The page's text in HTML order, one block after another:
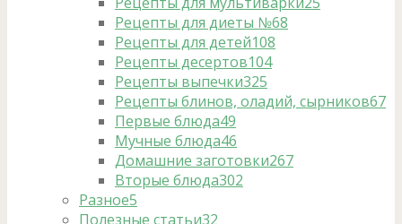
Рецепты для диеты №68
Рецепты для детей108
Рецепты десертов104
Рецепты выпечки325
Рецепты блинов, оладий, сырников67
Первые блюда49
Мучные блюда46
Домашние заготовки267
Вторые блюда302
Разное5
Полезные статьи32